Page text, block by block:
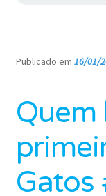
Publicado em 16/01/
Quem
Gatos